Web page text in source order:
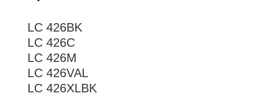
LC 426BK
LC 426C
LC 426M
LC 426VAL
LC 426XLBK